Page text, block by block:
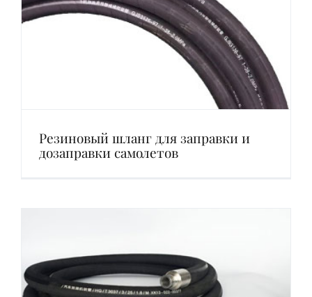
for:
Резиновый шланг для заправки и
дозаправки самолетов